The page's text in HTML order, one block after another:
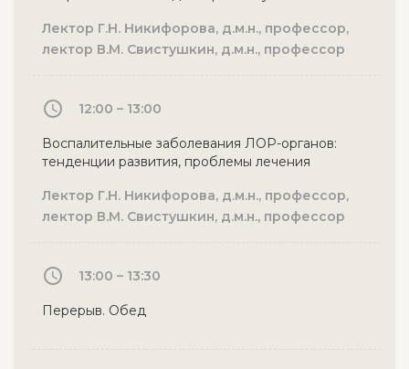
Лектор Г.Н. Никифорова, д.м.н., профессор,
лектор В.М. Свистушкин, д.м.н., профессор
12:00 – 13:00
Воспалительные заболевания ЛОР-органов:
тенденции развития, проблемы лечения
Лектор Г.Н. Никифорова, д.м.н., профессор,
лектор В.М. Свистушкин, д.м.н., профессор
13:00 – 13:30
Перерыв. Обед